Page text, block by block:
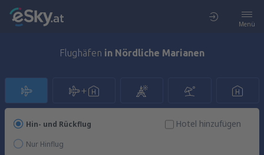
Menü
Flughäfen in Nördliche Marianen
Hin- und Rückflug
Nur Hinflug
Hotel hinzufügen